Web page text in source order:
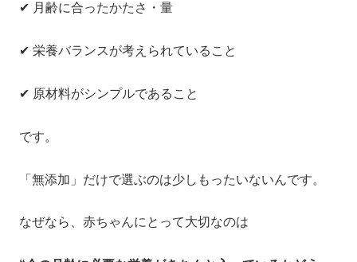
✔ 月齢に合ったかたさ・量
✔ 栄養バランスが考えられていること
✔ 原材料がシンプルであること
です。
「無添加」だけで選ぶのは少しもったいないんです。
なぜなら、赤ちゃんにとって大切なのは